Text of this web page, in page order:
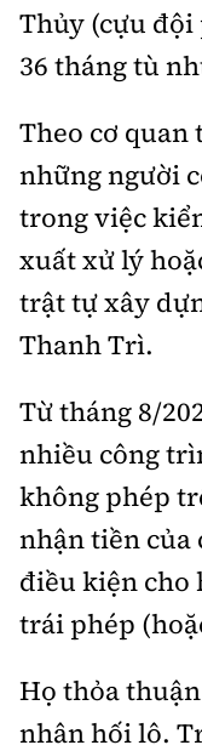
Thủy (cựu đội
36 tháng tù
Theo cơ quan
những người
trong việc
xuất xử lý
trật tự xây
Thanh Trì.
Từ tháng 8/
nhiều công
không phép
nhận tiền của
điều kiện cho
trái phép
Họ thỏa
nhận hối lộ.